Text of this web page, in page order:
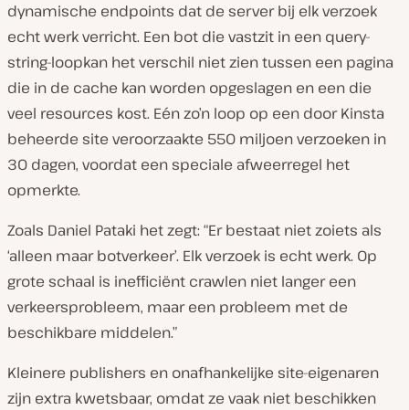
dynamische endpoints dat de server bij elk verzoek
echt werk verricht. Een bot die vastzit in een query-
string-loopkan het verschil niet zien tussen een pagina
die in de cache kan worden opgeslagen en een die
veel resources kost. Eén zo’n loop op een door Kinsta
beheerde site veroorzaakte 550 miljoen verzoeken in
30 dagen, voordat een speciale afweerregel het
opmerkte.
Zoals Daniel Pataki het zegt: “Er bestaat niet zoiets als
‘alleen maar botverkeer’. Elk verzoek is echt werk. Op
grote schaal is inefficiënt crawlen niet langer een
verkeersprobleem, maar een probleem met de
beschikbare middelen.”
Kleinere publishers en onafhankelijke site-eigenaren
zijn extra kwetsbaar, omdat ze vaak niet beschikken